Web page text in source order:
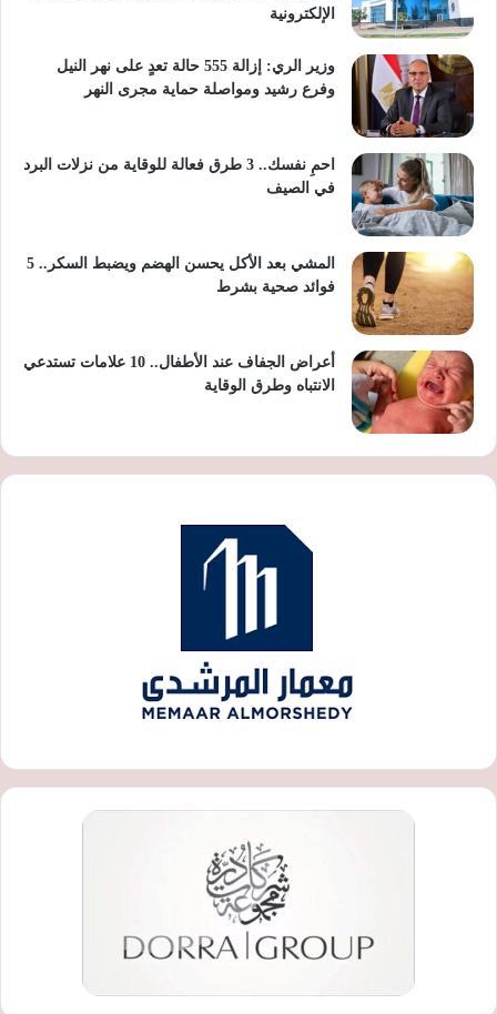
الإلكترونية
وزير الري: إزالة 555 حالة تعدٍ على نهر النيل
وفرع رشيد ومواصلة حماية مجرى النهر
احمِ نفسك.. 3 طرق فعالة للوقاية من نزلات البرد
في الصيف
المشي بعد الأكل يحسن الهضم ويضبط السكر.. 5
فوائد صحية بشرط
أعراض الجفاف عند الأطفال.. 10 علامات تستدعي
الانتباه وطرق الوقاية